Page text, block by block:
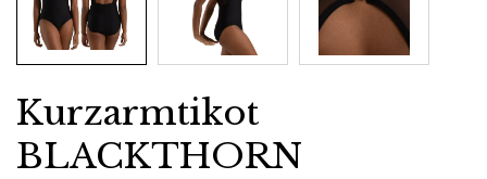
Kurzarmtikot
BLACKTHORN